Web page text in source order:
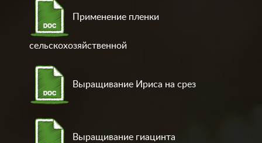
Применение пленки
сельскохозяйственной
Выращивание Ириса на срез
Выращивание гиацинта